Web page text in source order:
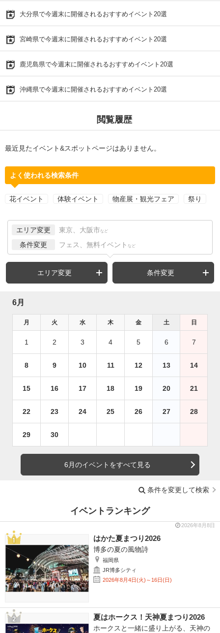
大分県で今週末に開催されるおすすめイベント20選
宮崎県で今週末に開催されるおすすめイベント20選
鹿児島県で今週末に開催されるおすすめイベント20選
沖縄県で今週末に開催されるおすすめイベント20選
閲覧履歴
最近見たイベント&スポットページはありません。
よく使われる検索条件
花イベント 体験イベント 物産展・観光フェア 祭り
エリア変更 東京、大阪市 など
条件変更 フェス、無料イベント など
エリア変更 条件変更
6月
月 火 水 木 金 土 日
1 2 3 4 5 6 7
8 9 10 11 12 13 14
15 16 17 18 19 20 21
22 23 24 25 26 27 28
29 30
6月のイベントをすべて見る
条件を変更して検索
イベントランキング
2026年8月8日
はかた夏まつり2026
博多の夏の風物詩
福岡県
JR博多シティ
2026年8月4日(火)～16日(日)
夏はホークス！天神夏まつり2026
ホークスと一緒に盛り上がる、天神の